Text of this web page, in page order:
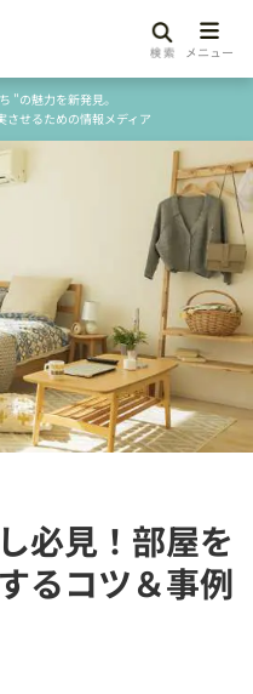
"の魅力を新発見。
せるための情報メディア
必見！部屋を
るコツ＆事例